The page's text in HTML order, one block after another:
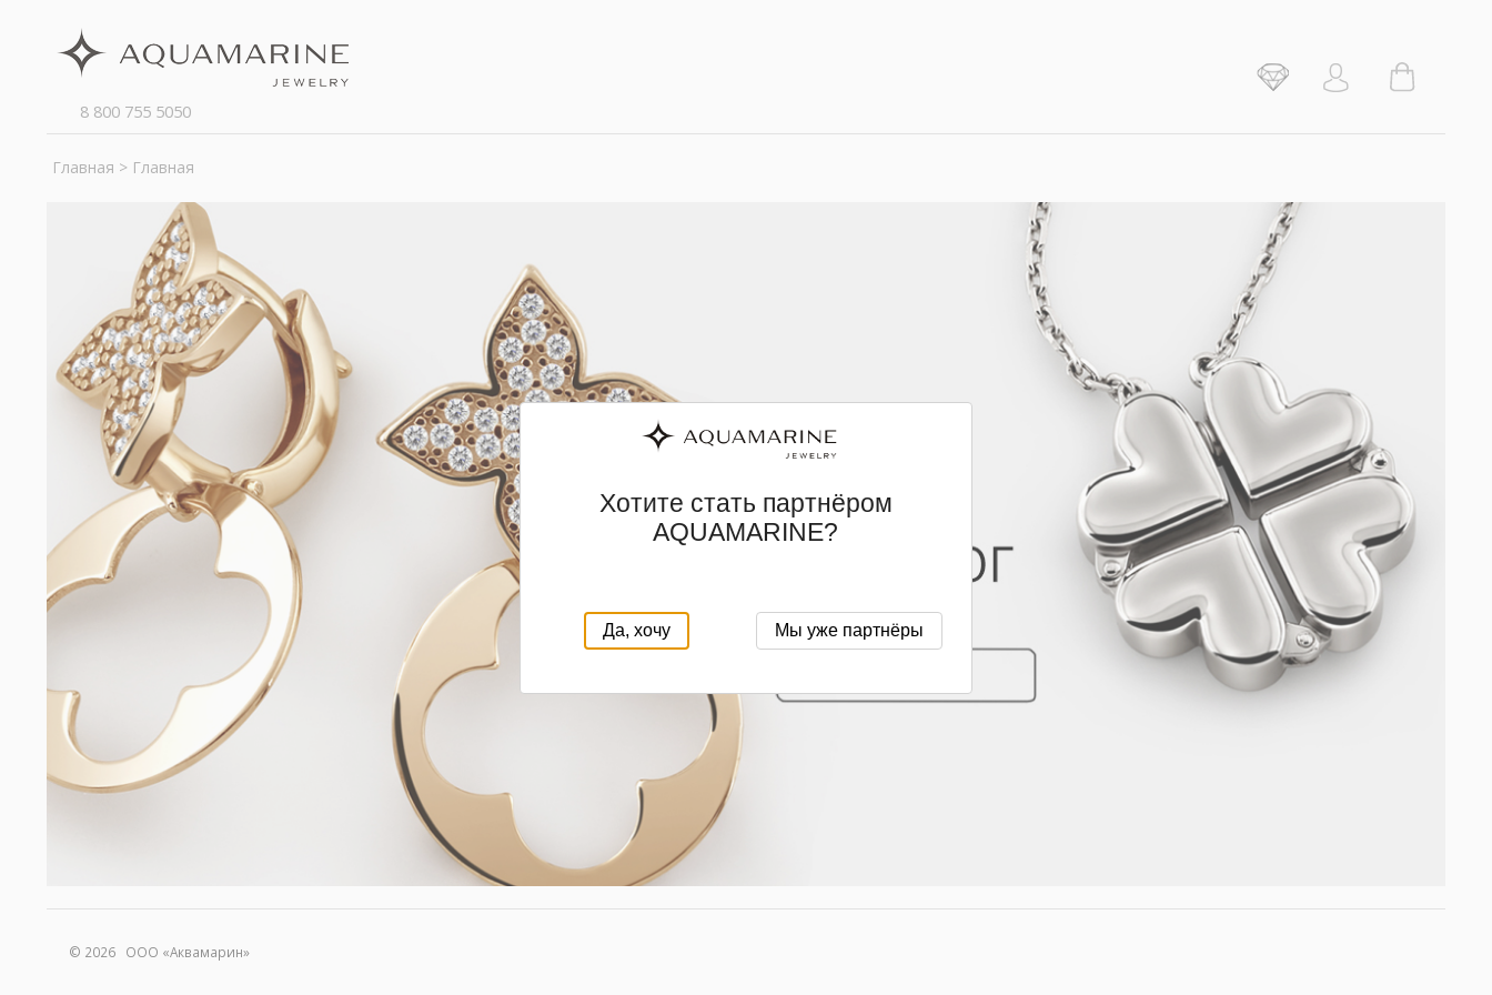
8 800 755 5050
Главная > Главная
© 2026 ООО «Аквамарин»
Хотите стать партнёром
AQUAMARINE?
Да, хочу Мы уже партнёры